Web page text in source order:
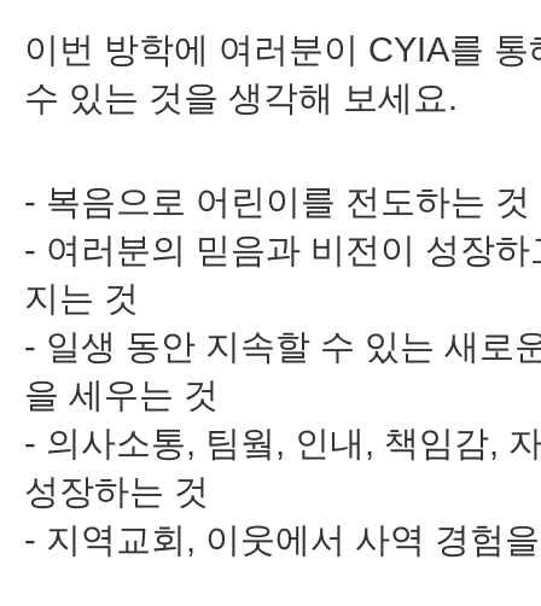
이번 방학에 여러분이 CYIA를 통
수 있는 것을 생각해 보세요.
- 복음으로 어린이를 전도하는 것
- 여러분의 믿음과 비전이 성장하
지는 것
- 일생 동안 지속할 수 있는 새로
을 세우는 것
- 의사소통, 팀웤, 인내, 책임감,
성장하는 것
- 지역교회, 이웃에서 사역 경험